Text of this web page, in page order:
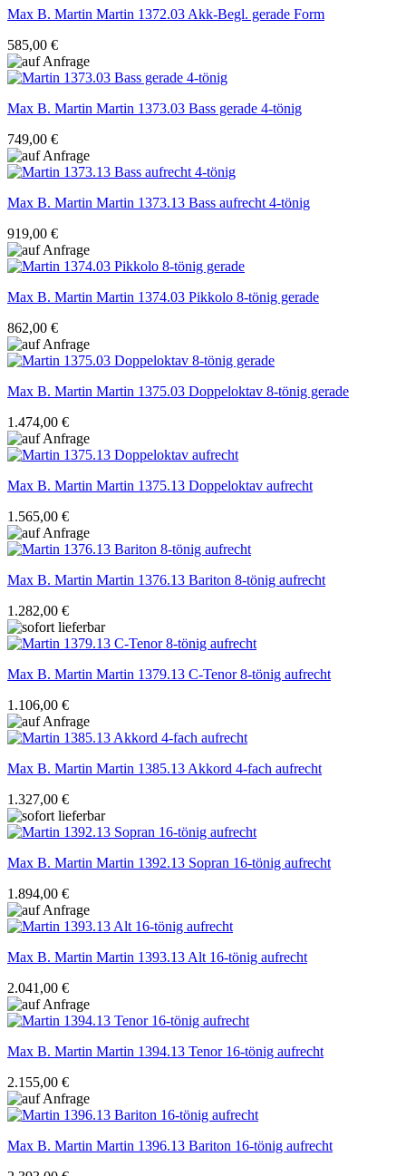
Max B. Martin Martin 1372.03 Akk-Begl. gerade Form
585,00 €
Max B. Martin Martin 1373.03 Bass gerade 4-tönig
749,00 €
Max B. Martin Martin 1373.13 Bass aufrecht 4-tönig
919,00 €
Max B. Martin Martin 1374.03 Pikkolo 8-tönig gerade
862,00 €
Max B. Martin Martin 1375.03 Doppeloktav 8-tönig gerade
1.474,00 €
Max B. Martin Martin 1375.13 Doppeloktav aufrecht
1.565,00 €
Max B. Martin Martin 1376.13 Bariton 8-tönig aufrecht
1.282,00 €
Max B. Martin Martin 1379.13 C-Tenor 8-tönig aufrecht
1.106,00 €
Max B. Martin Martin 1385.13 Akkord 4-fach aufrecht
1.327,00 €
Max B. Martin Martin 1392.13 Sopran 16-tönig aufrecht
1.894,00 €
Max B. Martin Martin 1393.13 Alt 16-tönig aufrecht
2.041,00 €
Max B. Martin Martin 1394.13 Tenor 16-tönig aufrecht
2.155,00 €
Max B. Martin Martin 1396.13 Bariton 16-tönig aufrecht